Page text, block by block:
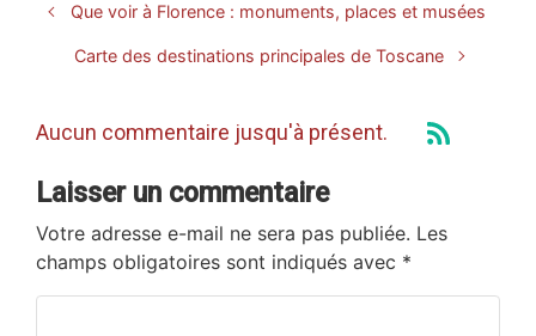
Que voir à Florence : monuments, places et musées
Carte des destinations principales de Toscane
Aucun commentaire jusqu'à présent.
Laisser un commentaire
Votre adresse e-mail ne sera pas publiée. Les
champs obligatoires sont indiqués avec *